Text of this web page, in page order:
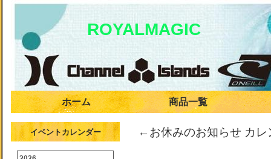
ROYALMAGIC
ホーム 商品一覧
←お休みのお知らせ カ
イベントカレンダー